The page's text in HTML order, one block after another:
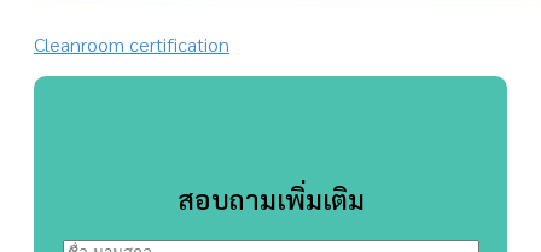
Cleanroom certification
สอบถามเพิ่มเติม